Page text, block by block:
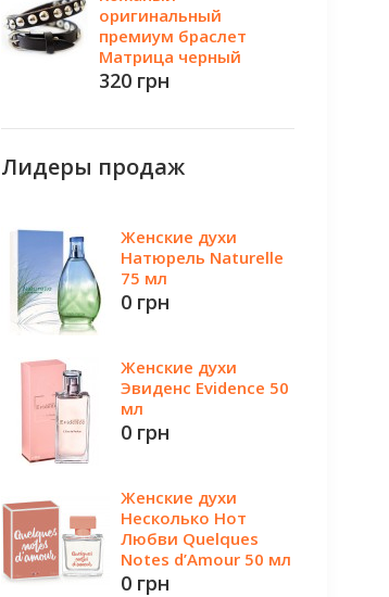
оригинальный
премиум браслет
Матрица черный
320 грн
Лидеры продаж
Женские духи
Натюрель Naturelle
75 мл
0 грн
Женские духи
Эвиденс Evidence 50
мл
0 грн
Женские духи
Несколько Нот
Любви Quelques
Notes d’Amour 50 мл
0 грн